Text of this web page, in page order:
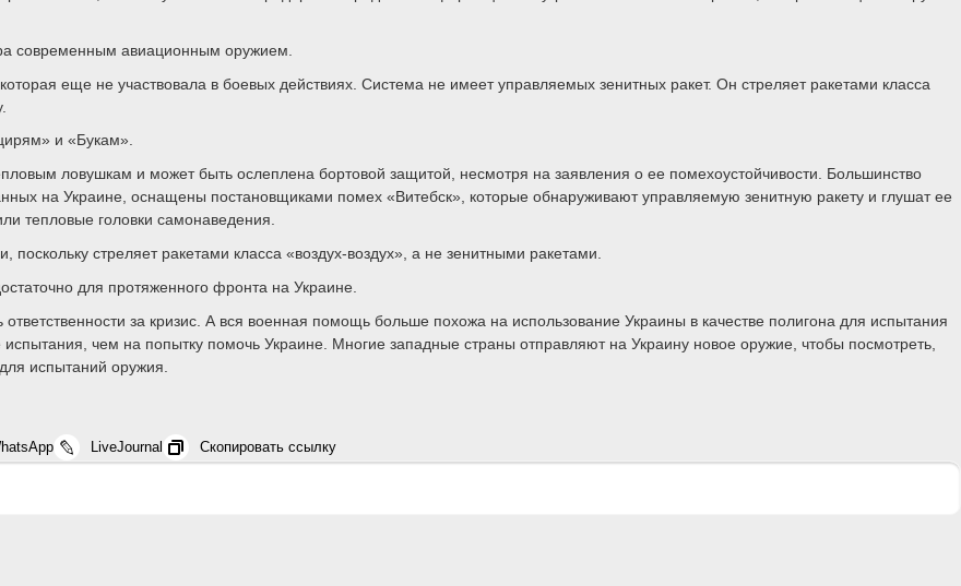
современным авиационным оружием.
еще не участвовала в боевых действиях. Система не имеет управляемых зенитных ракет. Он стреляет ракетами класса
и «Букам».
ловушкам и может быть ослеплена бортовой защитой, несмотря на заявления о ее помехоустойчивости. Большинство
на Украине, оснащены постановщиками помех «Витебск», которые обнаруживают управляемую зенитную ракету и глушат ее
тепловые головки самонаведения.
стреляет ракетами класса «воздух-воздух», а не зенитными ракетами.
для протяженного фронта на Украине.
ответственности за кризис. А вся военная помощь больше похожа на использование Украины в качестве полигона для испытания
чем на попытку помочь Украине. Многие западные страны отправляют на Украину новое оружие, чтобы посмотреть,
испытаний оружия.
LiveJournal Скопировать ссылку